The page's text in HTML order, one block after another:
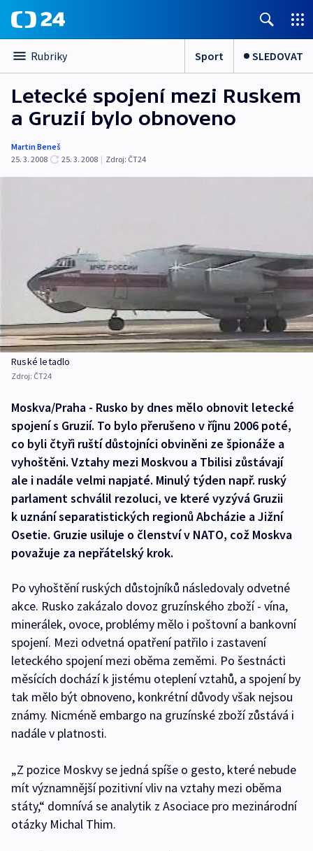
Rubriky Sport SLEDOVAT
Letecké spojení mezi Ruskem
a Gruzií bylo obnoveno
Martin Beneš
25. 3. 2008
25. 3. 2008 | Zdroj: ČT24
Ruské letadlo
Zdroj: ČT24
Moskva/Praha - Rusko by dnes mělo obnovit letecké
spojení s Gruzií. To bylo přerušeno v říjnu 2006 poté,
co byli čtyři ruští důstojníci obviněni ze špionáže a
vyhoštěni. Vztahy mezi Moskvou a Tbilisi zůstávají
ale i nadále velmi napjaté. Minulý týden např. ruský
parlament schválil rezoluci, ve které vyzývá Gruzii
k uznání separatistických regionů Abcházie a Jižní
Osetie. Gruzie usiluje o členství v NATO, což Moskva
považuje za nepřátelský krok.
Po vyhoštění ruských důstojníků následovaly odvetné
akce. Rusko zakázalo dovoz gruzínského zboží - vína,
minerálek, ovoce, problémy mělo i poštovní a bankovní
spojení. Mezi odvetná opatření patřilo i zastavení
leteckého spojení mezi oběma zeměmi. Po šestnácti
měsících dochází k jistému oteplení vztahů, a spojení by
tak mělo být obnoveno, konkrétní důvody však nejsou
známy. Nicméně embargo na gruzínské zboží zůstává i
nadále v platnosti.
„Z pozice Moskvy se jedná spíše o gesto, které nebude
mít významnější pozitivní vliv na vztahy mezi oběma
státy,“ domnívá se analytik z Asociace pro mezinárodní
otázky Michal Thim.